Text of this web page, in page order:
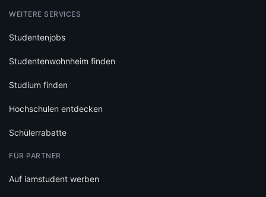
WEITERE SERVICES
Studentenjobs
Studentenwohnheim finden
Studium finden
Hochschulen entdecken
Schülerrabatte
FÜR PARTNER
Auf iamstudent werben